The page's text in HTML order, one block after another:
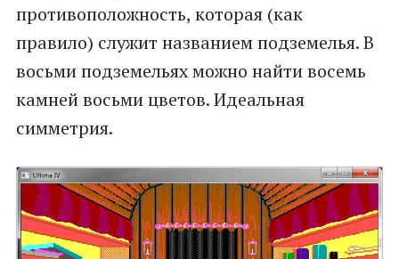
противоположность, которая (как
правило) служит названием подземелья. В
восьми подземельях можно найти восемь
камней восьми цветов. Идеальная
симметрия.